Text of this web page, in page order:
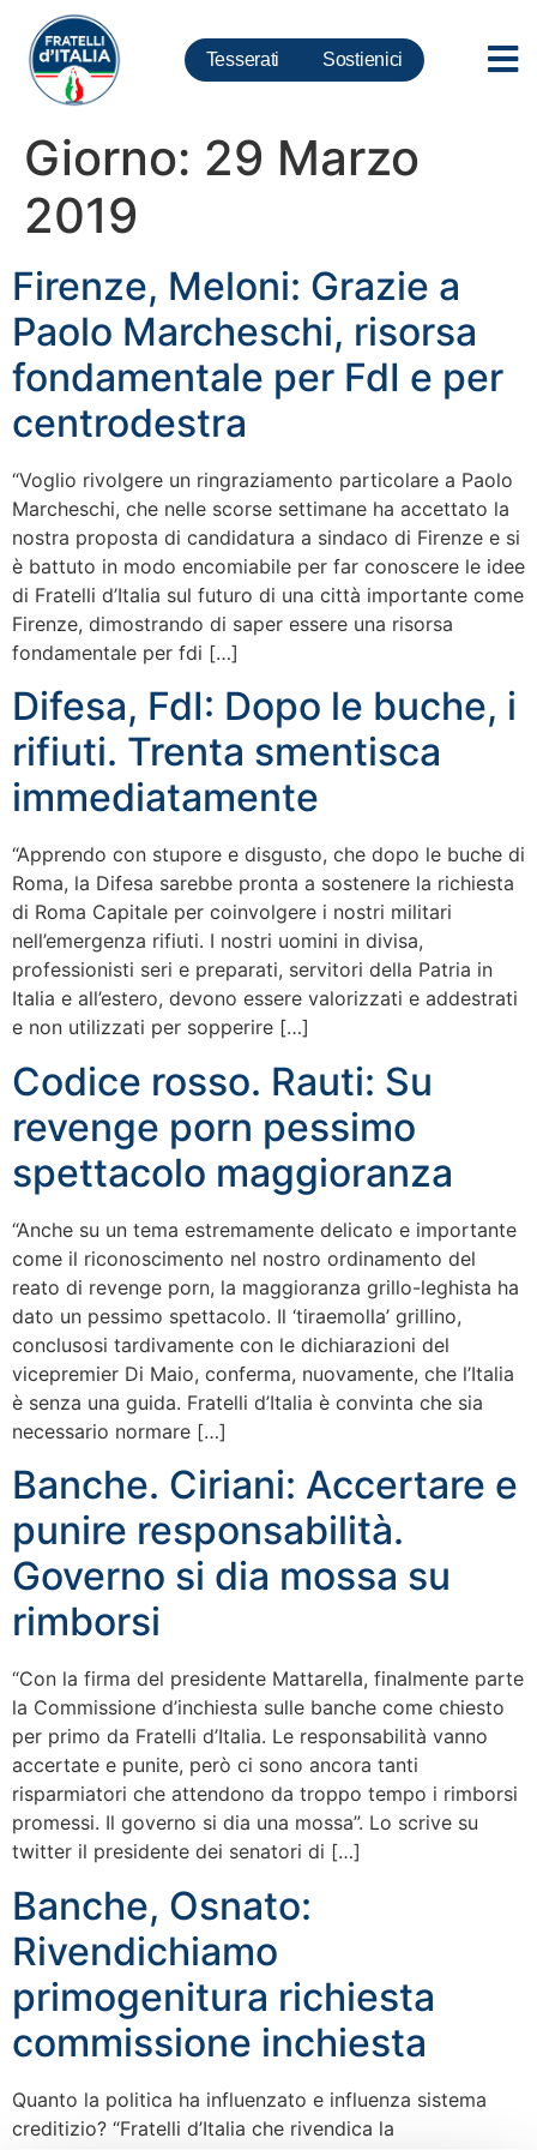
Tesserati Sostienici
Giorno: 29 Marzo
2019
Firenze, Meloni: Grazie a
Paolo Marcheschi, risorsa
fondamentale per FdI e per
centrodestra
“Voglio rivolgere un ringraziamento particolare a Paolo
Marcheschi, che nelle scorse settimane ha accettato la
nostra proposta di candidatura a sindaco di Firenze e si
è battuto in modo encomiabile per far conoscere le idee
di Fratelli d’Italia sul futuro di una città importante come
Firenze, dimostrando di saper essere una risorsa
fondamentale per fdi […]
Difesa, FdI: Dopo le buche, i
rifiuti. Trenta smentisca
immediatamente
“Apprendo con stupore e disgusto, che dopo le buche di
Roma, la Difesa sarebbe pronta a sostenere la richiesta
di Roma Capitale per coinvolgere i nostri militari
nell’emergenza rifiuti. I nostri uomini in divisa,
professionisti seri e preparati, servitori della Patria in
Italia e all’estero, devono essere valorizzati e addestrati
e non utilizzati per sopperire […]
Codice rosso. Rauti: Su
revenge porn pessimo
spettacolo maggioranza
“Anche su un tema estremamente delicato e importante
come il riconoscimento nel nostro ordinamento del
reato di revenge porn, la maggioranza grillo-leghista ha
dato un pessimo spettacolo. Il ‘tiraemolla’ grillino,
conclusosi tardivamente con le dichiarazioni del
vicepremier Di Maio, conferma, nuovamente, che l’Italia
è senza una guida. Fratelli d’Italia è convinta che sia
necessario normare […]
Banche. Ciriani: Accertare e
punire responsabilità.
Governo si dia mossa su
rimborsi
“Con la firma del presidente Mattarella, finalmente parte
la Commissione d’inchiesta sulle banche come chiesto
per primo da Fratelli d’Italia. Le responsabilità vanno
accertate e punite, però ci sono ancora tanti
risparmiatori che attendono da troppo tempo i rimborsi
promessi. Il governo si dia una mossa”. Lo scrive su
twitter il presidente dei senatori di […]
Banche, Osnato:
Rivendichiamo
primogenitura richiesta
commissione inchiesta
Quanto la politica ha influenzato e influenza sistema
creditizio? “Fratelli d’Italia che rivendica la